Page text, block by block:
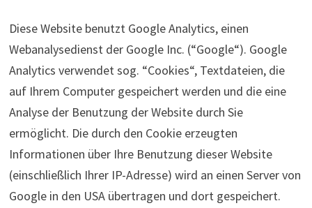
Diese Website benutzt Google Analytics, einen
Webanalysedienst der Google Inc. (“Google“). Google
Analytics verwendet sog. “Cookies“, Textdateien, die
auf Ihrem Computer gespeichert werden und die eine
Analyse der Benutzung der Website durch Sie
ermöglicht. Die durch den Cookie erzeugten
Informationen über Ihre Benutzung dieser Website
(einschließlich Ihrer IP-Adresse) wird an einen Server von
Google in den USA übertragen und dort gespeichert.